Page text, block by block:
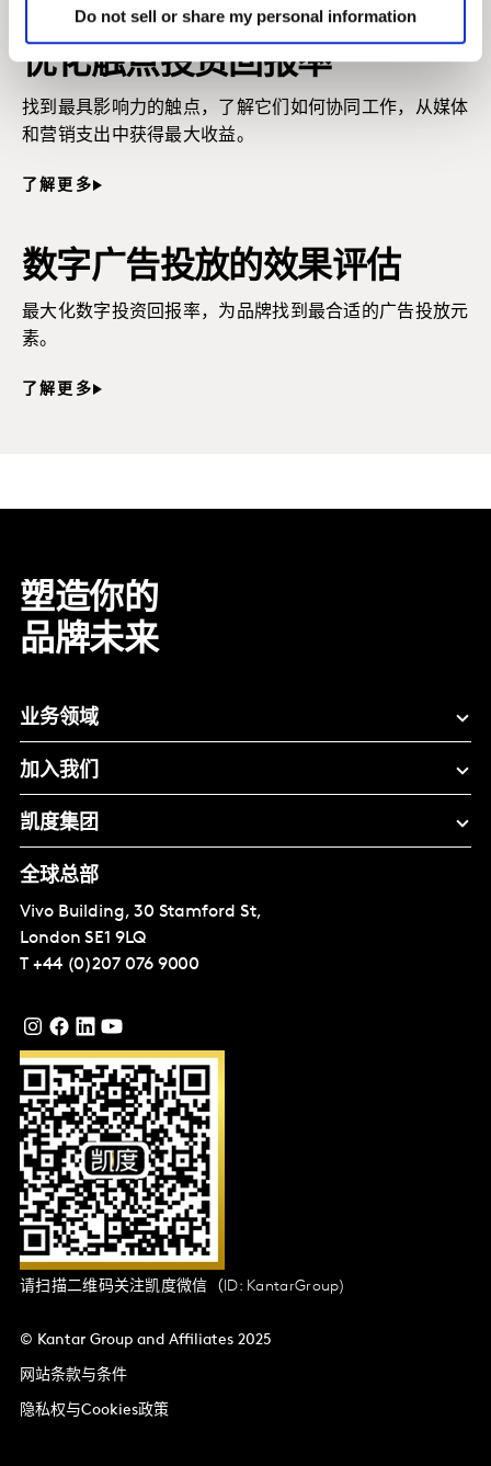
Do not sell or share my personal information
优化触点投资回报率
找到最具影响力的触点，了解它们如何协同工作，从媒体
和营销支出中获得最大收益。
了解更多
数字广告投放的效果评估
最大化数字投资回报率，为品牌找到最合适的广告投放元
素。
了解更多
塑造你的
品牌未来
业务领域
加入我们
凯度集团
全球总部
Vivo Building, 30 Stamford St,
London SE1 9LQ
T +44 (0)207 076 9000
请扫描二维码关注凯度微信（ID: KantarGroup)
© Kantar Group and Affiliates 2025
网站条款与条件
隐私权与Cookies政策